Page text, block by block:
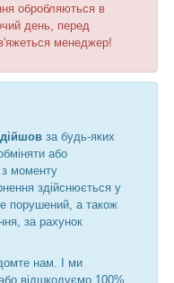
обробляються в
день, перед
менеджер!
за будь-яких
або
з моменту
здійснюється у
порушений, а також
за рахунок
нам. І ми
відшкодуємо 100%